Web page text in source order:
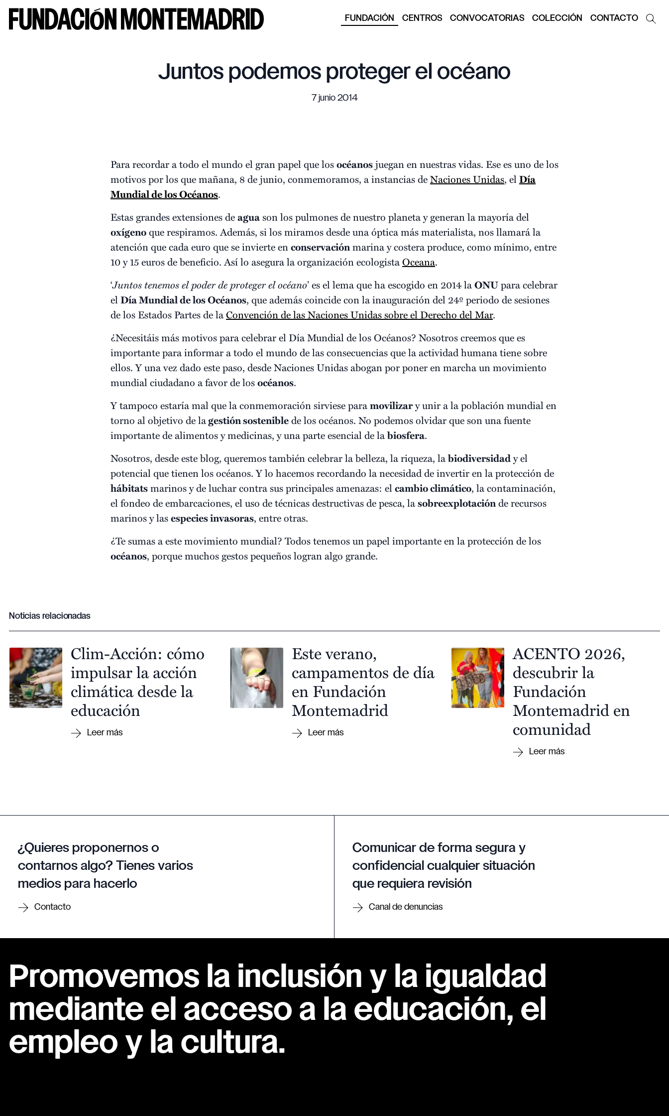
FUNDACIÓN CENTROS CONVOCATORIAS COLECCIÓN CONTACTO
Juntos podemos proteger el océano
7 junio 2014
Para recordar a todo el mundo el gran papel que losocéanosjuegan en nuestras vidas. Ese es uno de los
motivos por los que mañana, 8 de junio, conmemoramos, a instancias deNaciones Unidas, elDía
Mundial de los Océanos.
Estas grandes extensiones deaguason los pulmones de nuestro planeta y generan la mayoría del
oxígenoque respiramos. Además, si los miramos desde una óptica más materialista, nos llamará la
atención que cada euro que se invierte enconservaciónmarina y costera produce, como mínimo, entre
10 y 15 euros de beneficio. Así lo asegura la organización ecologistaOceana.
‘Juntos tenemos el poder de proteger el océano’ es el lema que ha escogido en 2014 laONUpara celebrar
elDía Mundial de los Océanos, que además coincide con la inauguración del 24º periodo de sesiones
de los Estados Partes de laConvención de las Naciones Unidas sobre el Derecho del Mar.
¿Necesitáis más motivos para celebrar el Día Mundial de los Océanos? Nosotros creemos que es
importante para informar a todo el mundo de las consecuencias que la actividad humana tiene sobre
ellos. Y una vez dado este paso, desde Naciones Unidas abogan por poner en marcha un movimiento
mundial ciudadano a favor de losocéanos.
Y tampoco estaría mal que la conmemoración sirviese paramovilizary unir a la población mundial en
torno al objetivo de lagestión sosteniblede los océanos. No podemos olvidar que son una fuente
importante de alimentos y medicinas, y una parte esencial de labiosfera.
Nosotros, desde este blog, queremos también celebrar la belleza, la riqueza, labiodiversidady el
potencial que tienen los océanos. Y lo hacemos recordando la necesidad de invertir en la protección de
hábitatsmarinos y de luchar contra sus principales amenazas: elcambio climático, la contaminación,
el fondeo de embarcaciones, el uso de técnicas destructivas de pesca, lasobreexplotaciónde recursos
marinos y lasespecies invasoras, entre otras.
¿Te sumas a este movimiento mundial? Todos tenemos un papel importante en la protección de los
océanos, porque muchos gestos pequeños logran algo grande.
Noticias relacionadas
Clim-Acción: cómo
impulsar la acción
climática desde la
educación
Este verano,
campamentos de día
en Fundación
Montemadrid
ACENTO 2026,
descubrir la
Fundación
Montemadrid en
comunidad
¿Quieres proponernos o
contarnos algo? Tienes varios
medios para hacerlo
Contacto
Comunicar de forma segura y
confidencial cualquier situación
que requiera revisión
Canal de denuncias
Promovemos la inclusión y la igualdad
mediante el acceso a la educación, el
empleo y la cultura.